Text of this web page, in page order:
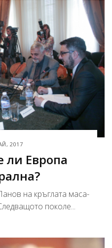
2017
ли Европа
на кръглата маса-
поколе...